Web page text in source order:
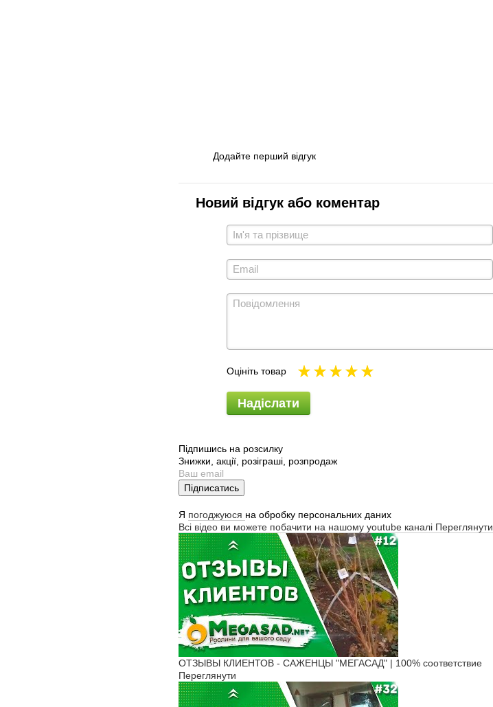
Додайте перший відгук
Новий відгук або коментар
Оцініть товар
Надіслати
Підпишись на розсилку
Знижки, акції, розіграші, розпродаж
Підписатись
Я погоджуюся на обробку персональних даних
Всі відео ви можете побачити на нашому youtube каналі Переглянути
ОТЗЫВЫ КЛИЕНТОВ - САЖЕНЦЫ "МЕГАСАД" | 100% соответствие
Переглянути